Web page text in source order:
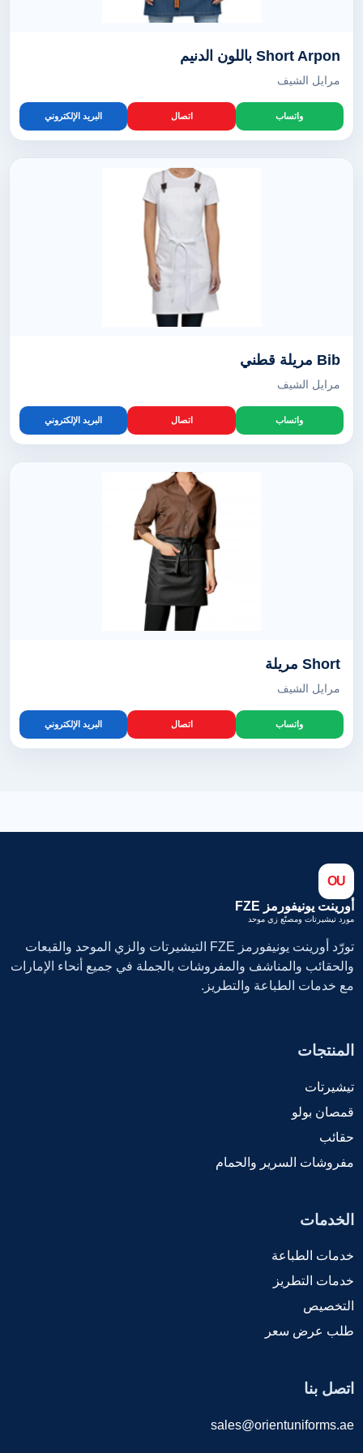
Short Arpon باللون الدنيم
مرايل الشيف
واتساب اتصال البريد الإلكتروني
Bib مريلة قطني
مرايل الشيف
واتساب اتصال البريد الإلكتروني
Short مريلة
مرايل الشيف
واتساب اتصال البريد الإلكتروني
OU
أورينت يونيفورمز FZE
مورد تيشيرتات ومصنّع زي موحد
تورّد أورينت يونيفورمز FZE التيشيرتات والزي الموحد والقبعات
والحقائب والمناشف والمفروشات بالجملة في جميع أنحاء الإمارات
مع خدمات الطباعة والتطريز.
المنتجات
تيشيرتات
قمصان بولو
حقائب
مفروشات السرير والحمام
الخدمات
خدمات الطباعة
خدمات التطريز
التخصيص
طلب عرض سعر
اتصل بنا
sales@orientuniforms.ae